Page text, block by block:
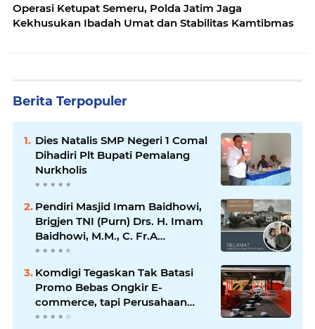
Operasi Ketupat Semeru, Polda Jatim Jaga
Kekhusukan Ibadah Umat dan Stabilitas Kamtibmas
Berita Terpopuler
Dies Natalis SMP Negeri 1 Comal
Dihadiri Plt Bupati Pemalang
Nurkholis
Pendiri Masjid Imam Baidhowi,
Brigjen TNI (Purn) Drs. H. Imam
Baidhowi, M.M., C. Fr.A
Mengucapkan Selamat Idul Fitri
Komdigi Tegaskan Tak Batasi
Promo Bebas Ongkir E-
commerce, tapi Perusahaan
Kurir